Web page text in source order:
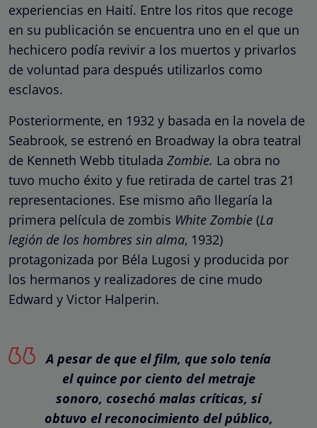
experiencias en Haití. Entre los ritos que recoge
en su publicación se encuentra uno en el que un
hechicero podía revivir a los muertos y privarlos
de voluntad para después utilizarlos como
esclavos.
Posteriormente, en 1932 y basada en la novela de
Seabrook, se estrenó en Broadway la obra teatral
de Kenneth Webb titulada Zombie. La obra no
tuvo mucho éxito y fue retirada de cartel tras 21
representaciones. Ese mismo año llegaría la
primera película de zombis White Zombie (La
legión de los hombres sin alma, 1932)
protagonizada por Béla Lugosi y producida por
los hermanos y realizadores de cine mudo
Edward y Victor Halperin.
A pesar de que el film, que solo tenía
el quince por ciento del metraje
sonoro, cosechó malas críticas, sí
obtuvo el reconocimiento del público,